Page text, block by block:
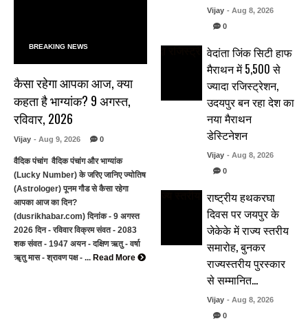
BREAKING NEWS
कैसा रहेगा आपका आज, क्या
कहता है भाग्यांक? 9 अगस्त,
रविवार, 2026
Vijay - Aug 9, 2026 0
वैदिक पंचांग वैदिक पंचांग और भाग्यांक
(Lucky Number) के जरिए जानिए ज्योतिष
(Astrologer) पूनम गौड से कैसा रहेगा
आपका आज का दिन?
(dusrikhabar.com) दिनांक - 9 अगस्त
2026 दिन - रविवार विक्रम संवत - 2083
शक संवत - 1947 अयन - दक्षिण ऋतु - वर्षा
ॠतु मास - श्रावण पक्ष - ... Read More
Vijay - Aug 8, 2026
0
वेदांता जिंक सिटी हाफ
मैराथन में 5,500 से
ज्यादा रजिस्ट्रेशन,
उदयपुर बन रहा देश का
नया मैराथन
डेस्टिनेशन
Vijay - Aug 8, 2026
0
राष्ट्रीय हथकरघा
दिवस पर जयपुर के
जेकेके में राज्य स्तरीय
समारोह, बुनकर
राज्यस्तरीय पुरस्कार
से सम्मानित…
Vijay - Aug 8, 2026
0